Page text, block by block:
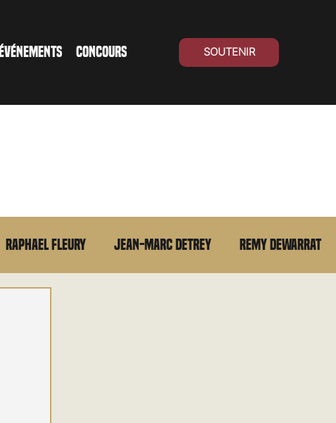
ÉVÉNEMENTS CONCOURS SOUTENIR
Raphael Fleury Jean-Marc Detrey Remy Dewarrat